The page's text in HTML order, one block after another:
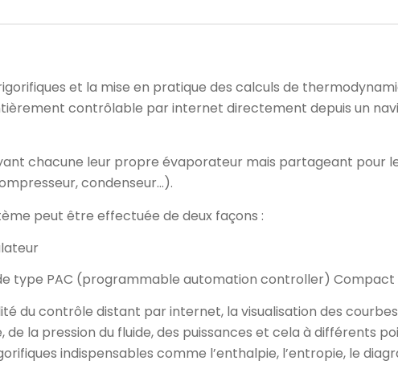
et la mise en pratique des calculs de
contrôlable par internet directement depuis un
chacune leur propre évaporateur mais partageant pour
condenseur…).
peut être effectuée de deux façons :
type PAC (programmable automation controller) Compact
du contrôle distant par internet, la visualisation des courbes
de la pression du fluide, des puissances et cela à différents
indispensables comme l’enthalpie, l’entropie, le